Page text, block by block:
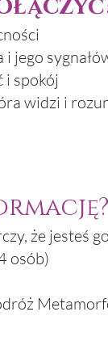
i jego
i spokój
widzi i
że jesteś
osób)